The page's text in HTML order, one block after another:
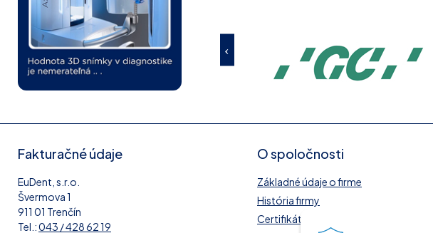
Fakturačné údaje
EuDent, s.r.o.
Švermova 1
911 01 Trenčín
Tel.:043 / 428 62 19
O spoločnosti
Základné údaje o firme
História firmy
Certifikát ISO